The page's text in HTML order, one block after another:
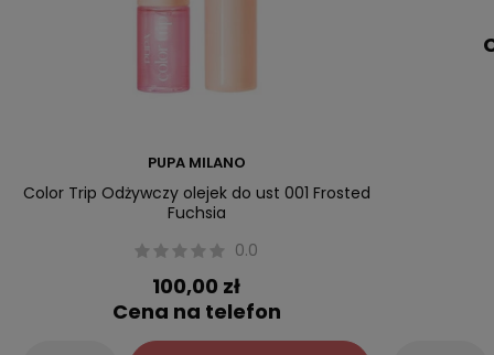
PUPA MILANO
Color Trip Odżywczy olejek do ust 001 Frosted
Fuchsia
0.0
100,00 zł
Cena na telefon